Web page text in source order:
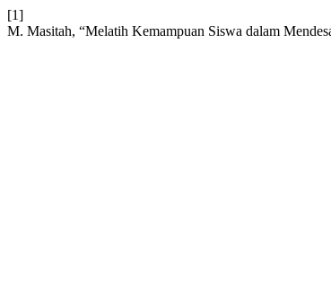
[1]
M. Masitah, “Melatih Kemampuan Siswa dalam